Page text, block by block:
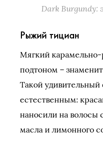
Dark
Рыжий тициан
Мягкий
подтоном –
Такой удивительный
естественным:
наносили на волосы
масла и лимонного